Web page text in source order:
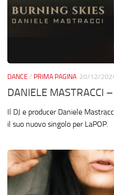
DANCE / PRIMA PAGINA 20/12/
DANIELE MASTRACCI
Il DJ e producer Daniele
il suo nuovo singolo per LaPOP.